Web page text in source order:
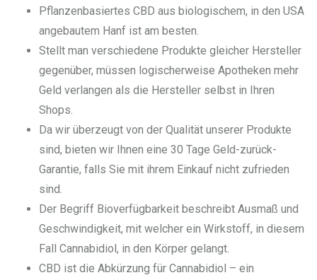
Pflanzenbasiertes CBD aus biologischem, in den USA
angebautem Hanf ist am besten.
Stellt man verschiedene Produkte gleicher Hersteller
gegenüber, müssen logischerweise Apotheken mehr
Geld verlangen als die Hersteller selbst in Ihren
Shops.
Da wir überzeugt von der Qualität unserer Produkte
sind, bieten wir Ihnen eine 30 Tage Geld-zurück-
Garantie, falls Sie mit ihrem Einkauf nicht zufrieden
sind.
Der Begriff Bioverfügbarkeit beschreibt Ausmaß und
Geschwindigkeit, mit welcher ein Wirkstoff, in diesem
Fall Cannabidiol, in den Körper gelangt.
CBD ist die Abkürzung für Cannabidiol – ein